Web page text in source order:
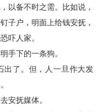
以备不时之需。比如说，
子户，明面上给钱安抚，
吓人家。
手下的一条狗。
出了。但，人一旦作大发
安抚媒体。